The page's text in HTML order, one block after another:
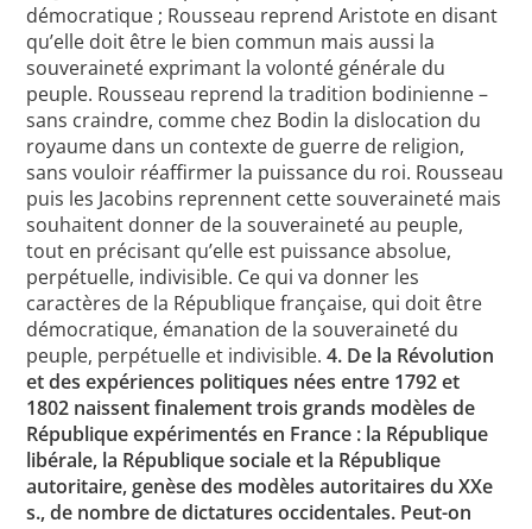
démocratique ; Rousseau reprend Aristote en disant
qu’elle doit être le bien commun mais aussi la
souveraineté exprimant la volonté générale du
peuple. Rousseau reprend la tradition bodinienne –
sans craindre, comme chez Bodin la dislocation du
royaume dans un contexte de guerre de religion,
sans vouloir réaffirmer la puissance du roi. Rousseau
puis les Jacobins reprennent cette souveraineté mais
souhaitent donner de la souveraineté au peuple,
tout en précisant qu’elle est puissance absolue,
perpétuelle, indivisible. Ce qui va donner les
caractères de la République française, qui doit être
démocratique, émanation de la souveraineté du
peuple, perpétuelle et indivisible.4. De la Révolution
et des expériences politiques nées entre 1792 et
1802 naissent finalement trois grands modèles de
République expérimentés en France : la République
libérale, la République sociale et la République
autoritaire, genèse des modèles autoritaires du XXe
s., de nombre de dictatures occidentales. Peut-on